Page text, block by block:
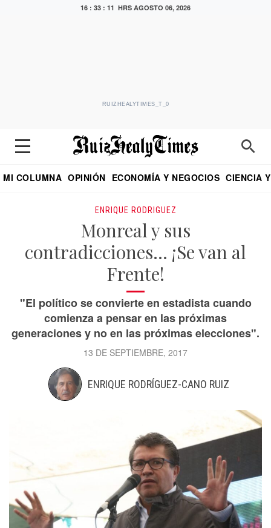
16 : 33 : 13 HRS AGOSTO 06, 2026
RUIZHEALYTIMES_T_0
MI COLUMNA OPINIÓN ECONOMÍA Y NEGOCIOS CIENCIA
ENRIQUE RODRIGUEZ
Monreal y sus
contradicciones… ¡Se van al
Frente!
"El político se convierte en estadista cuando
comienza a pensar en las próximas
generaciones y no en las próximas elecciones".
13 DE SEPTIEMBRE, 2017
ENRIQUE RODRÍGUEZ-CANO RUIZ